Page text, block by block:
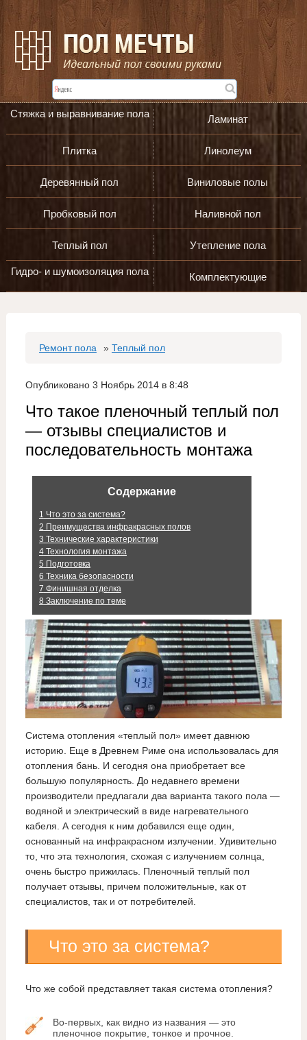
Стяжка и выравнивание пола Ламинат
Плитка Линолеум
Деревянный пол Виниловые полы
Пробковый пол Наливной пол
Теплый пол Утепление пола
Гидро- и шумоизоляция пола Комплектующие
Ремонт пола » Теплый пол
Опубликовано 3 Ноябрь 2014 в 8:48
Что такое пленочный теплый пол
— отзывы специалистов и
последовательность монтажа
Содержание
1 Что это за система?
2 Преимущества инфракрасных полов
3 Технические характеристики
4Технология монтажа
5 Подготовка
6 Техника безопасности
7 Финишная отделка
8 Заключение по теме
Система отопления «теплый пол» имеет давнюю
историю. Еще в Древнем Риме она использовалась для
отопления бань. И сегодня она приобретает все
большую популярность. До недавнего времени
производители предлагали два варианта такого пола —
водяной и электрический в виде нагревательного
кабеля. А сегодня к ним добавился еще один,
основанный на инфракрасном излучении. Удивительно
то, что эта технология, схожая с излучением солнца,
очень быстро прижилась. Пленочный теплый пол
получает отзывы, причем положительные, как от
специалистов, так и от потребителей.
Что это за система?
Что же собой представляет такая система отопления?
Во-первых, как видно из названия — это
пленочное покрытие, тонкое и прочное.